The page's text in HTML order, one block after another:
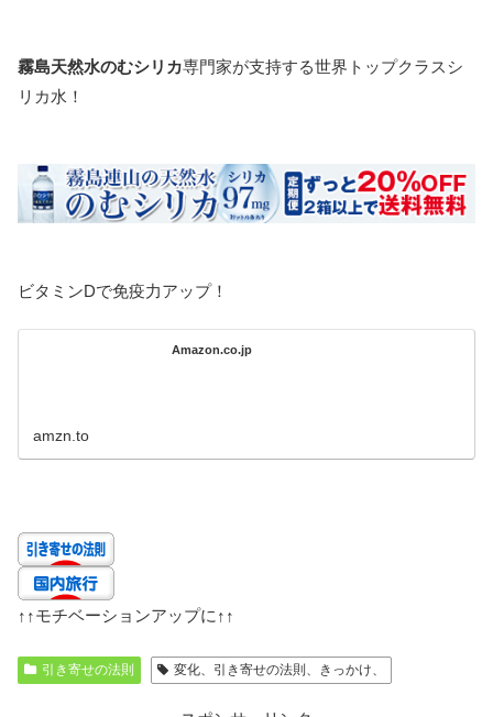
霧島天然水のむシリカ専門家が支持する世界トップクラスシ
リカ水！
ビタミンDで免疫力アップ！
Amazon.co.jp
amzn.to
↑↑モチベーションアップに ↑↑
引き寄せの法則 変化、引き寄せの法則、きっかけ、